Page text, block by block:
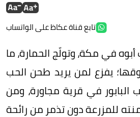
تابع قناة عكاظ على الواتساب
في مكة، وتولّج الحمارة، ما
يفزع لمن يريد طحن الحب
في قرية مجاورة، ومن
للمزرعة دون تذمر من رائحة